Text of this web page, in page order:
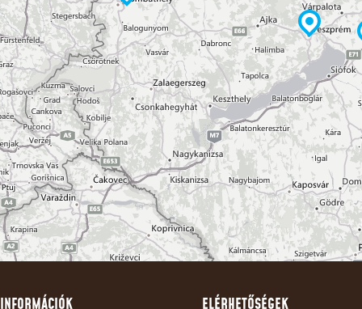
INFORMÁCIÓK ELÉRHETŐSÉGEK